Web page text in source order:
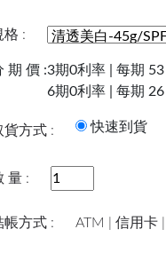
格 :
期 價 :3期0利率 | 每期 53
6期0利率 | 每期 26
貨方式 : 快速到
量 :
帳方式 : ATM | 信用卡